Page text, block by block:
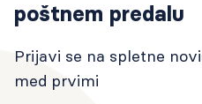
poštnem predalu
Prijavi se na spletne
med prvimi